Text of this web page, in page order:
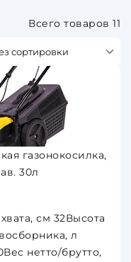
сортировки
Всего товаров 11
газонокосилка,
30л
см 32Высота
л
нетто/брутто,